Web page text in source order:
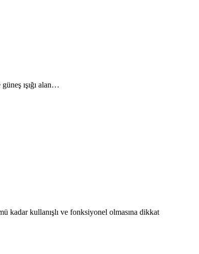
ışığı alan…
kadar kullanışlı ve fonksiyonel olmasına dikkat